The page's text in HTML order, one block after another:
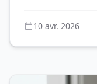
10 avr. 2026